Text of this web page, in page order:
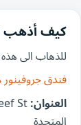
كيف أذهب
للذهاب الى هذه
فندق
العنوان: